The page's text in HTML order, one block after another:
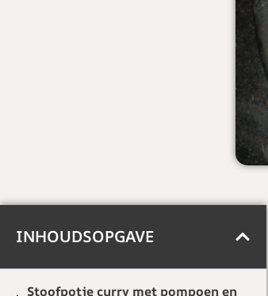
INHOUDSOPGAVE
Stoofpotje curry met pompoen en